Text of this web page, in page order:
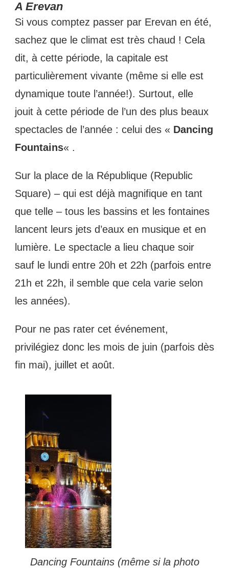
A Erevan
Si vous comptez passer par Erevan en été,
sachez que le climat est très chaud ! Cela
dit, à cette période, la capitale est
particulièrement vivante (même si elle est
dynamique toute l’année!). Surtout, elle
jouit à cette période de l’un des plus beaux
spectacles de l’année : celui des « Dancing
Fountains« .
Sur la place de la République (Republic
Square) – qui est déjà magnifique en tant
que telle – tous les bassins et les fontaines
lancent leurs jets d’eaux en musique et en
lumière. Le spectacle a lieu chaque soir
sauf le lundi entre 20h et 22h (parfois entre
21h et 22h, il semble que cela varie selon
les années).
Pour ne pas rater cet événement,
privilégiez donc les mois de juin (parfois dès
fin mai), juillet et août.
Dancing Fountains (même si la photo